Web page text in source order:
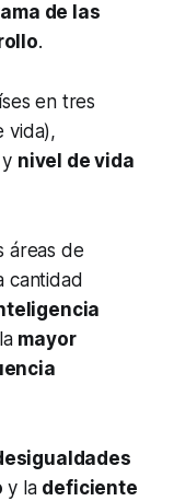
de las
.
en tres
vida),
nivel de vida
áreas de
cantidad
mayor
y la deficiente